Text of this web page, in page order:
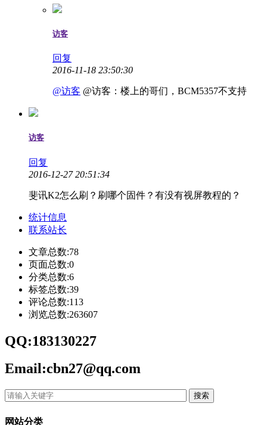
访客
回复
2016-11-18 23:50:30
@访客 @访客：楼上的哥们，BCM5357不支持
访客
回复
2016-12-27 20:51:34
斐讯K2怎么刷？刷哪个固件？有没有视屏教程的？
统计信息
联系站长
文章总数:78
页面总数:0
分类总数:6
标签总数:39
评论总数:113
浏览总数:263607
QQ:183130227
Email:cbn27@qq.com
搜索
网站分类